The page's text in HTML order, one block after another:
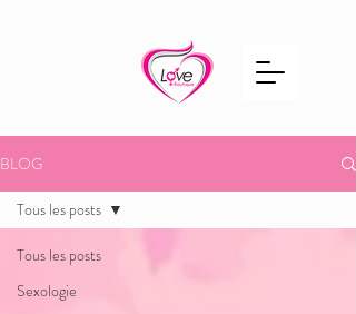
BLOG
Tous les posts
Sexologie
Tous les posts